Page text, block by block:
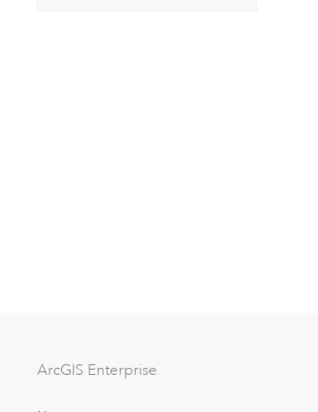
ArcGIS Enterprise